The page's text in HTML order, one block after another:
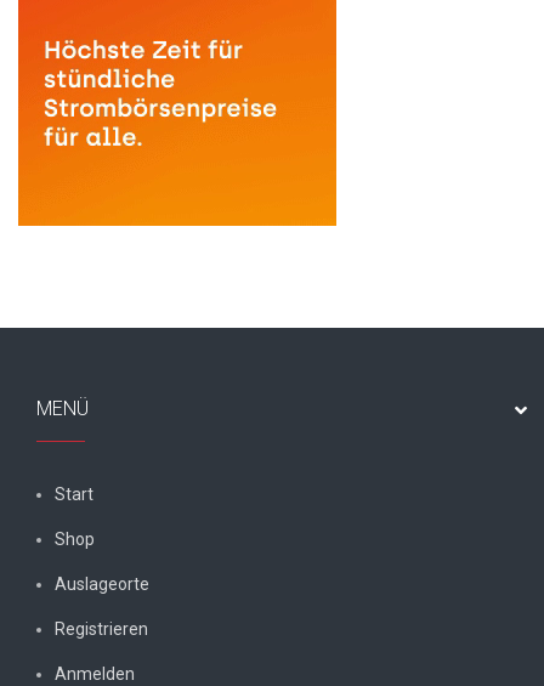
MENÜ
Start
Shop
Auslageorte
Registrieren
Anmelden